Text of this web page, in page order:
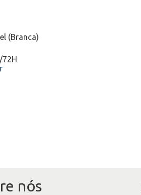
(Branca)
72H
nós